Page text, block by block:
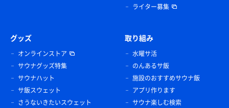
ライター募集
グッズ
オンラインストア
サウナグッズ特集
サウナハット
サ飯スウェット
さうないきたいスウェット
取り組み
水曜サ活
のんあるサ飯
施設のおすすめサウナ飯
アプリ作ります
サウナ楽しむ検索